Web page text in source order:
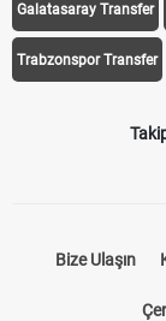
Galatasaray Transfer
Trabzonspor Transfer
Bize Ulaşın